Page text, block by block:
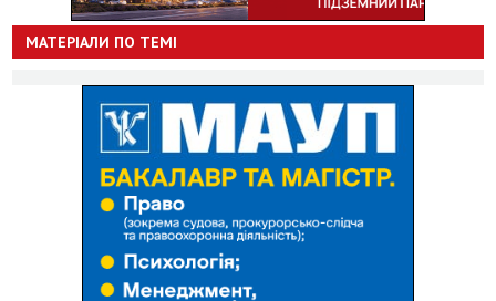
МАТЕРІАЛИ ПО ТЕМІ